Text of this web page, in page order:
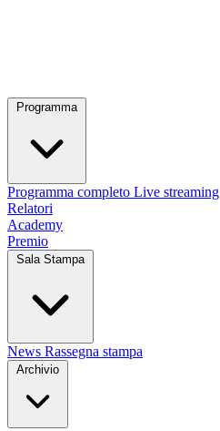
Programma
Programma completo Live streaming
Relatori
Academy
Premio
Sala Stampa
News Rassegna stampa
Archivio